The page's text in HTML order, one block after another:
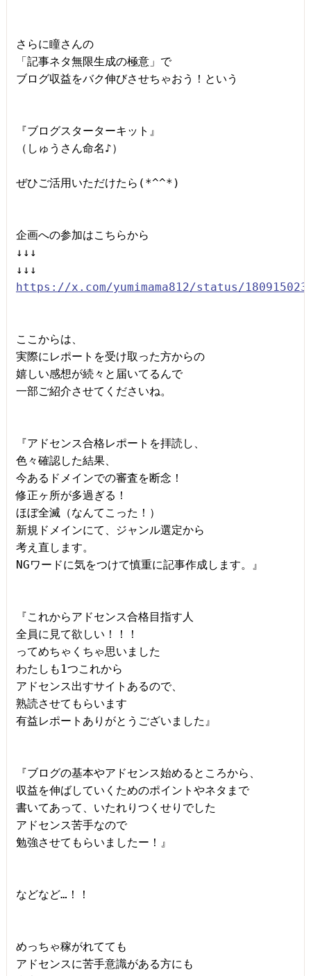
さらに瞳さんの
「記事ネタ無限生成の極意」で
ブログ収益をバク伸びさせちゃおう！という
『ブログスターターキット』
（しゅうさん命名♪）
ぜひご活用いただけたら(*^^*)
企画への参加はこちらから
↓↓↓
https://x.com/yumimama812/status/
ここからは、
実際にレポートを受け取った方からの
嬉しい感想が続々と届いてるんで
一部ご紹介させてくださいね。
『アドセンス合格レポートを拝読し、
色々確認した結果、
今あるドメインでの審査を断念！
修正ヶ所が多過ぎる！
ほぼ全滅（なんてこった！）
新規ドメインにて、ジャンル選定から
考え直します。
NGワードに気をつけて慎重に記事作成します。』
『これからアドセンス合格目指す人
全員に見て欲しい！！！
ってめちゃくちゃ思いました
わたしも1つこれから
アドセンス出すサイトあるので、
熟読させてもらいます
有益レポートありがとうございました』
『ブログの基本やアドセンス始めるところから、
収益を伸ばしていくためのポイントやネタまで
書いてあって、いたれりつくせりでした
アドセンス苦手なので
勉強させてもらいましたー！』
などなど…！！
めっちゃ稼がれてても
アドセンスに苦手意識がある方にも